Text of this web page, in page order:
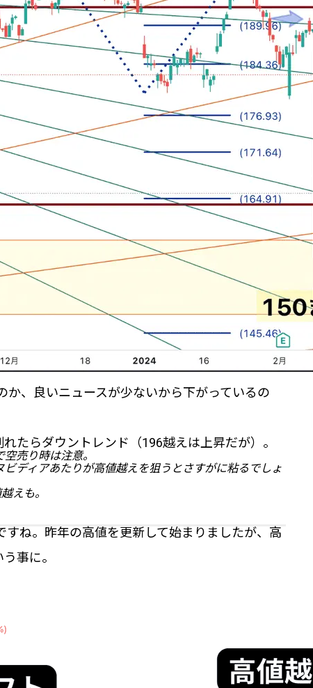
、良いニュースが少ないから下がっているの
たらダウントレンド（196越えは上昇だが）。
売り時は注意。
ディアあたりが高値越えを狙うとさすがに粘るでしょ
えも。
ね。昨年の高値を更新して始まりましたが、高
事に。